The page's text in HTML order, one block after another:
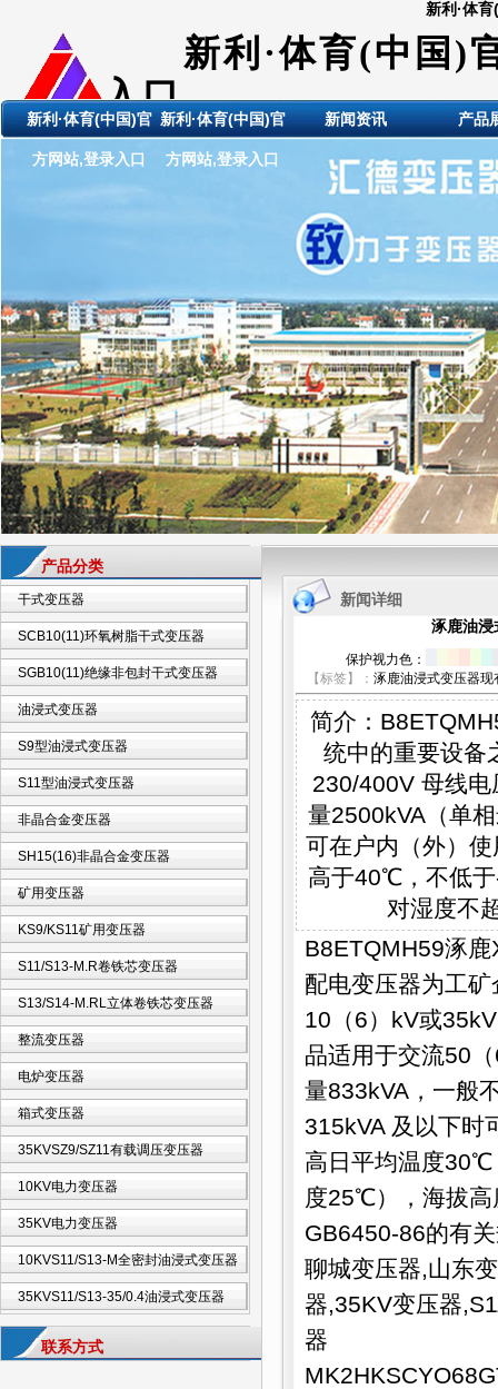
新利·体
新利·体育(中国)
入口
ShanDong HuiDE
新利·体育(中国)官
方网站,登录入口
新利·体育(中国)官
方网站,登录入口
新闻资讯 产品
产品分类
干式变压器
SCB10(11)环氧树脂干式变压器
SGB10(11)绝缘非包封干式变压器
油浸式变压器
S9型油浸式变压器
S11型油浸式变压器
非晶合金变压器
SH15(16)非晶合金变压器
矿用变压器
KS9/KS11矿用变压器
S11/S13-M.R卷铁芯变压器
S13/S14-M.RL立体卷铁芯变压器
整流变压器
电炉变压器
箱式变压器
35KVSZ9/SZ11有载调压变压器
10KV电力变压器
35KV电力变压器
10KVS11/S13-M全密封油浸式变压器
35KVS11/S13-35/0.4油浸式变压器
联系方式
新闻详细
涿鹿油浸
保护视力色：
【标签】： 涿鹿油浸式变压器
简介：
统中的重要设备
230/400V 母线
量2500kVA（单
可在户内（外）
高于40℃，不低
对湿度不
B8ETQMH59涿鹿
配电变压器为工
10（6）kV或
品适用于交流50
量833kVA，一般
315kVA 及以下
高日平均温度30℃
度25℃），海拔高
GB6450-86的有
聊城变压器,山东
器,35KV变压器,
器